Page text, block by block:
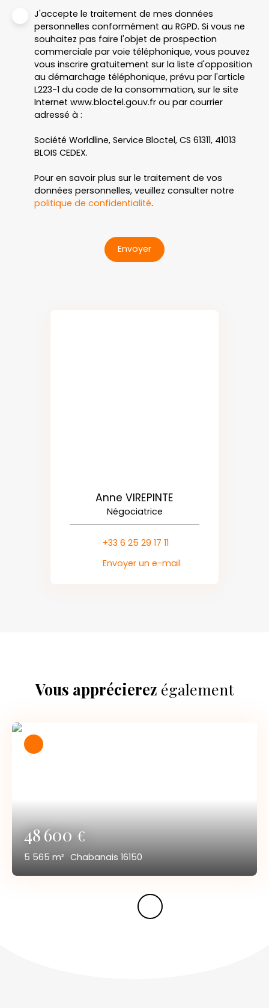
J'accepte le traitement de mes données
personnelles conformément au RGPD. Si vous ne
souhaitez pas faire l'objet de prospection
commerciale par voie téléphonique, vous pouvez
vous inscrire gratuitement sur la liste d'opposition
au démarchage téléphonique, prévu par l'article
L223-1 du code de la consommation, sur le site
Internet www.bloctel.gouv.fr ou par courrier
adressé à :
Société Worldline, Service Bloctel, CS 61311, 41013
BLOIS CEDEX.
Pour en savoir plus sur le traitement de vos
données personnelles, veuillez consulter notre
politique de confidentialité.
Envoyer
Anne VIREPINTE
Négociatrice
+33 6 25 29 17 11
Envoyer un e-mail
Vous apprécierez également
48 600€
5 565 m² Chabanais 16150